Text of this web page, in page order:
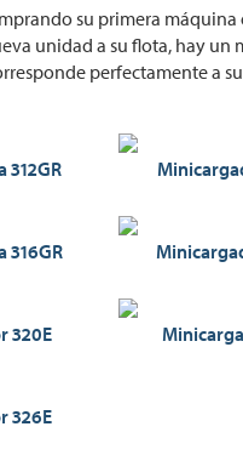
su primera máquina
unidad a su flota, hay un
perfectamente a
316GR
320E
326E